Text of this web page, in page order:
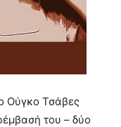
Ούγκο Τσάβες
του – δύο